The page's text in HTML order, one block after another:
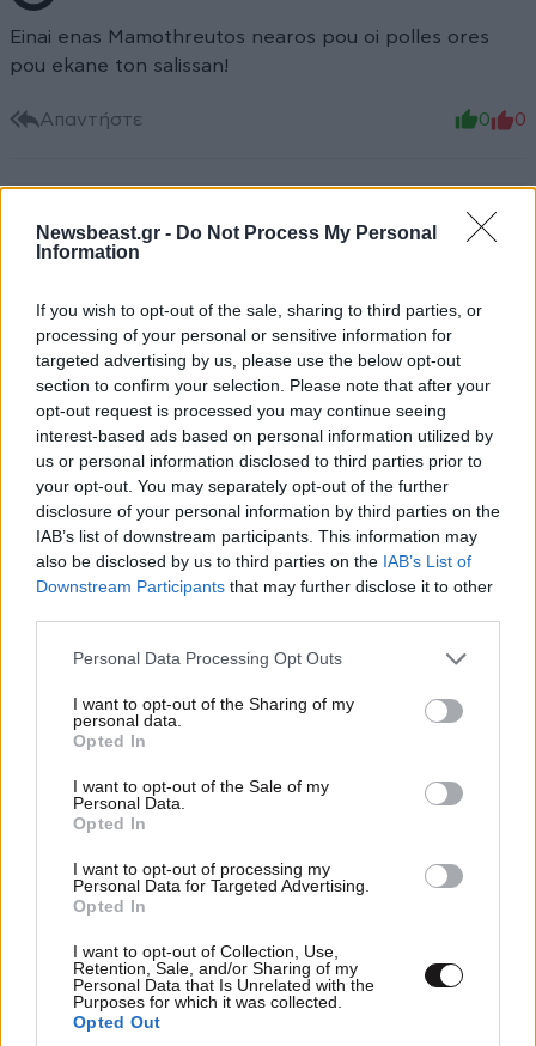
Newsbeast.gr - Do Not Process My Personal
Information
If you wish to opt-out of the sale, sharing to third parties, or
processing of your personal or sensitive information for
targeted advertising by us, please use the below opt-out
section to confirm your selection. Please note that after your
opt-out request is processed you may continue seeing
interest-based ads based on personal information utilized by
us or personal information disclosed to third parties prior to
your opt-out. You may separately opt-out of the further
disclosure of your personal information by third parties on the
IAB’s list of downstream participants. This information may
also be disclosed by us to third parties on the IAB’s List of
Downstream Participants that may further disclose it to other
Please note that this website/app uses one or more Google
not limited to your visit or usage behaviour. You may click to
grant or deny consent to Google and its third-party tags to
use your data for below specified purposes in below Google
consent section.
Personal Data Processing Opt Outs
I want to opt-out of the Sharing of my
personal data.
Opted In
I want to opt-out of the Sale of my
Personal Data.
Opted In
I want to opt-out of processing my
Personal Data for Targeted Advertising.
Opted In
I want to opt-out of Collection, Use,
Retention, Sale, and/or Sharing of my
Personal Data that Is Unrelated with the
Purposes for which it was collected.
Opted Out
Einai enas Mamothreutos nearos pou oi polles ores
pou ekane ton salissan!
Απαντήστε 0 0
διορθώστε 19·12·2023 12:28
Απαντήστε
Αν δεν…. 19·12·2023 12:21
Απαντήστε
TRENDING